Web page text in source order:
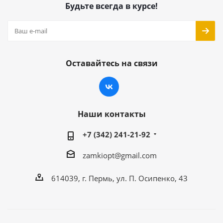
Будьте всегда в курсе!
Оставайтесь на связи
Наши контакты
+7 (342) 241-21-92
zamkiopt@gmail.com
614039, г. Пермь, ул. П. Осипенко, 43